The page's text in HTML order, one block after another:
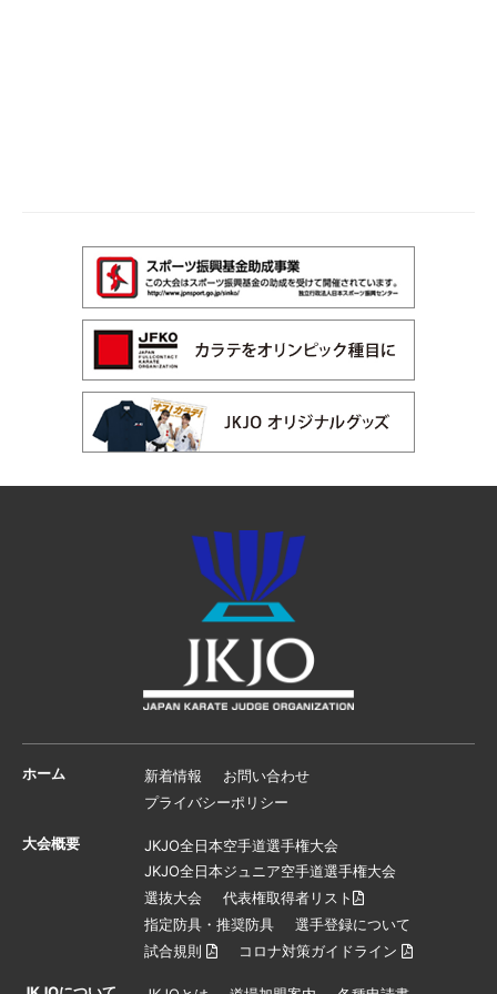
ホーム 新着情報
お問い合わせ
プライバシーポリシー
大会概要
JKJO全日本空手道選手権大会
JKJO全日本ジュニア空手道選手権大会
選抜大会
代表権取得者リスト
指定防具・推奨防具
選手登録について
試合規則
コロナ対策ガイドライン